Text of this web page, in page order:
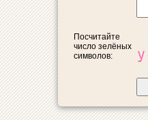
Посчитайте
число зелёных
символов: